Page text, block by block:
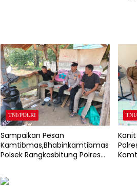
TNI/POLRI
Sampaikan Pesan
Kamtibmas,Bhabinkamtibmas
Polsek Rangkasbitung Polres
Kampung Cisalam